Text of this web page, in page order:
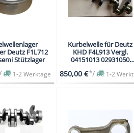
Deutz F1L712
Stützlager
1-2 Werktage
Kurbelwelle für Deutz
KHD F4L913 Vergl.
04151013 02931050
850,00 €*/ 1-2 Werktage